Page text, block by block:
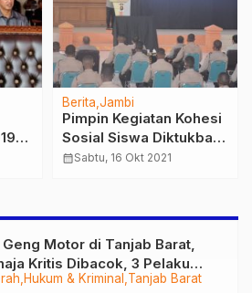
Berita Jambi
Pimpin Kegiatan Kohesi
Sosial Siswa Diktukba
Bintara Polri, Ini Pesan
calendar_monthSabtu, 16 Okt 2021
Hukum & Kriminal Tanjab Barat
Motor di Tanjab Barat,
Kritis Dibacok, 3 Pelaku